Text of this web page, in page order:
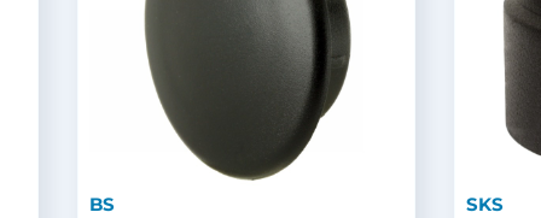
BS SKS